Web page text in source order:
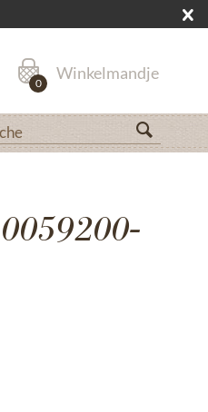
Winkelmandje
0